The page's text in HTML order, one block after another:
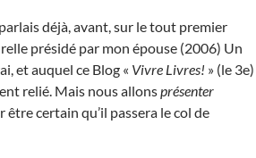
déjà, avant, sur le tout premier
présidé par mon épouse (2006) Un
et auquel ce Blog « Vivre Livres! » (le 3e)
relié. Mais nous allonsprésenter
certain qu’il passera le col de